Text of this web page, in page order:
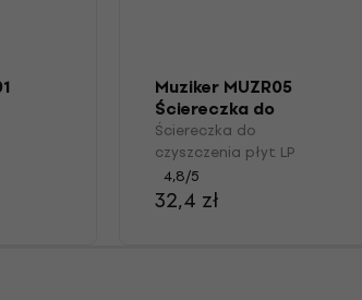
Muziker MUZR05
Ściereczka do
czyszczenia płyt LP
Ściereczka do
czyszczenia płyt LP
4,8/5
32,4 zł